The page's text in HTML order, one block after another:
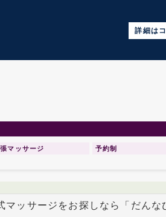
詳細は
マッサージ 予約制
ッサージをお探しなら「だんな